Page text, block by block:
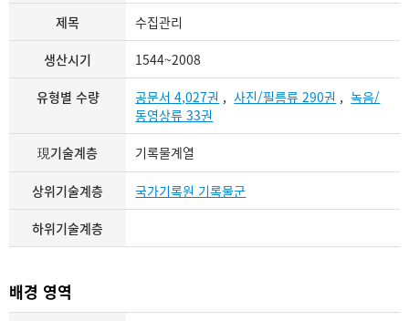
제목 수집관리
생산시기 1544~2008
유형별 수량 공문서 4,027권 ,사진/필름류 290권 ,녹음/
동영상류 33권
現기술계층 기록물계열
상위기술계층 국가기록원 기록물군
하위기술계층
배경 영역